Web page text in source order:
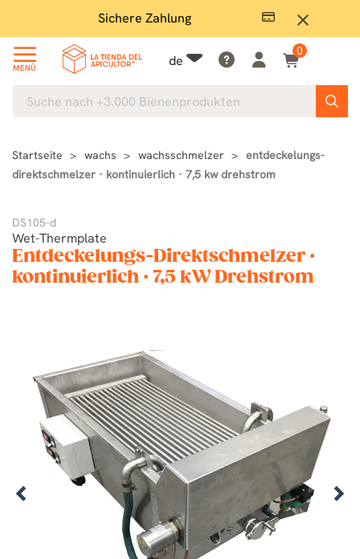
close
Sichere Zahlung
MENÜ de
0
Startseite wachs wachsschmelzer
entdeckelungs-
direktschmelzer · kontinuierlich · 7,5 kw drehstrom
DS105-d
Wet-Thermplate
Entdeckelungs-Direktschmelzer ·
kontinuierlich · 7,5 kW Drehstrom